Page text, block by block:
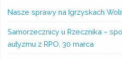
Nasze sprawy na Igrzyskach
Samorzecznicy u Rzecznika –
autyzmu z RPO, 30 marca